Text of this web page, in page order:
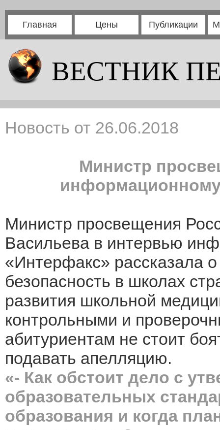
Главная Цены Публикации
ВЕСТНИК
Новость от 26.06.2018
Министр
информационному
Министр просвещения
Васильева в интервью
«Интерфакс» рассказала
безопасность в школах
развития школьной
контрольными и
абитуриентам не стоит
подавать апелляцию.
«- Как обстоит дело с
образовательных
образования и когда